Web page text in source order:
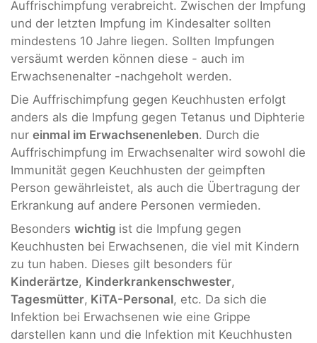
Auffrischimpfung verabreicht. Zwischen der Impfung
und der letzten Impfung im Kindesalter sollten
mindestens 10 Jahre liegen. Sollten Impfungen
versäumt werden können diese - auch im
Erwachsenenalter -nachgeholt werden.
Die Auffrischimpfung gegen Keuchhusten erfolgt
anders als die Impfung gegen Tetanus und Diphterie
nur einmal im Erwachsenenleben. Durch die
Auffrischimpfung im Erwachsenalter wird sowohl die
Immunität gegen Keuchhusten der geimpften
Person gewährleistet, als auch die Übertragung der
Erkrankung auf andere Personen vermieden.
Besonders wichtig ist die Impfung gegen
Keuchhusten bei Erwachsenen, die viel mit Kindern
zu tun haben. Dieses gilt besonders für
Kinderärtze, Kinderkrankenschwester,
Tagesmütter, KiTA-Personal, etc. Da sich die
Infektion bei Erwachsenen wie eine Grippe
darstellen kann und die Infektion mit Keuchhusten